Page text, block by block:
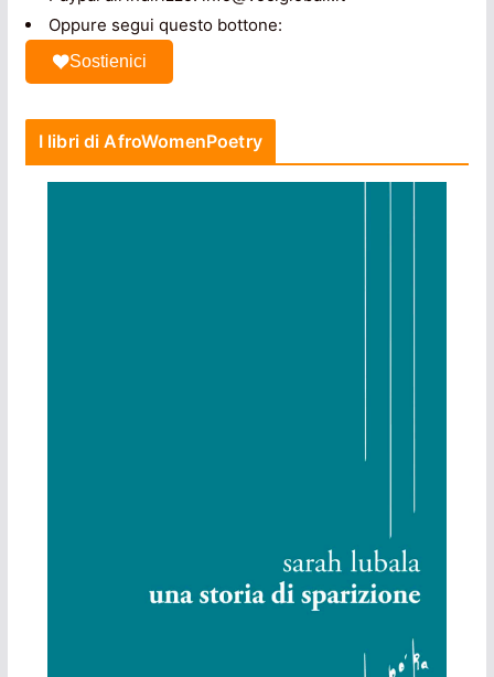
Oppure segui questo bottone:
Sostienici
I libri di AfroWomenPoetry